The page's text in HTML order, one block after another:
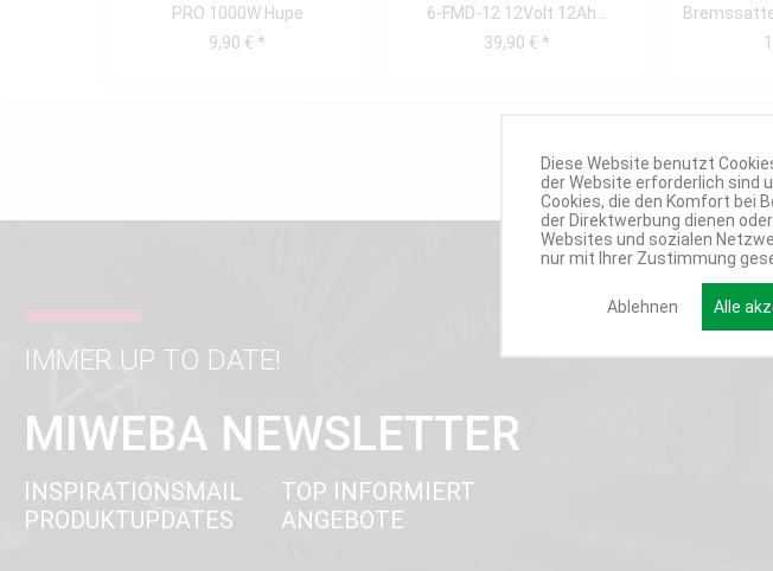
PRO 1000W Hupe
9,90 € *
6-FMD-12 12Volt 12Ah...
39,90 € *
IMMER UP TO DATE!
MIWEBA NEWSLETTER
INSPIRATIONSMAIL
PRODUKTUPDATES
TOP INFORMIERT
ANGEBOTE
Diese Website benutzt
der Website erforderlich sind
Cookies, die den Komfort bei
der Direktwerbung dienen
Websites und sozialen
nur mit Ihrer Zustimmung
Ablehnen Alle